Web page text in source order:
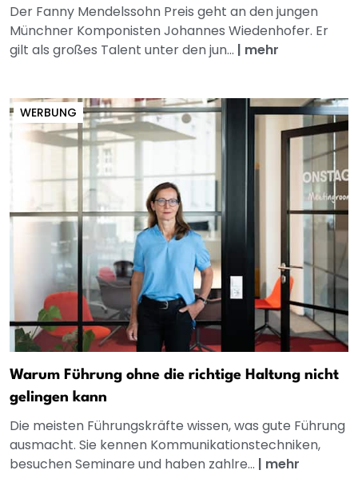
Der Fanny Mendelssohn Preis geht an den jungen
Münchner Komponisten Johannes Wiedenhofer. Er
gilt als großes Talent unter den jun... | mehr
WERBUNG
Warum Führung ohne die richtige Haltung nicht
gelingen kann
Die meisten Führungskräfte wissen, was gute Führung
ausmacht. Sie kennen Kommunikationstechniken,
besuchen Seminare und haben zahlre... | mehr